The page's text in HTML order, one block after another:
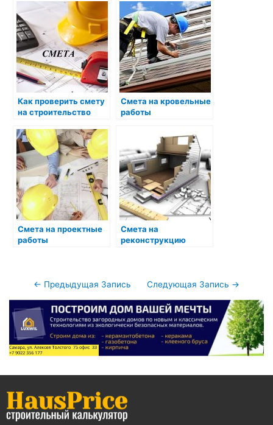
Как проверить смету
на строительство
инструкция
Смета на кровельные
работы
Смета на проектные
работы
Смета на
реконструкцию
Навигация
по
записям
← Предыдущая Запись Следующая Запись →